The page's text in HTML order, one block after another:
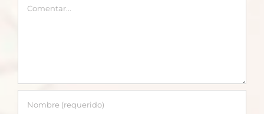
Comentar